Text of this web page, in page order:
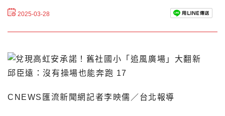
2025-03-28
CNEWS匯流新聞網記者李映儒／台北報導